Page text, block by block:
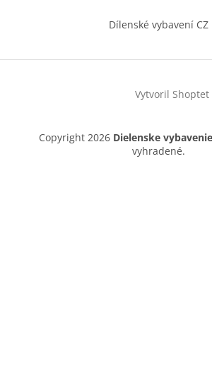
Dílenské vybavení CZ
Vytvoril Shoptet
Copyright 2026 Dielenske vybavenie
vyhradené.